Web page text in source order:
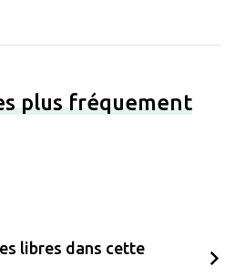
plus fréquement
libres dans cette